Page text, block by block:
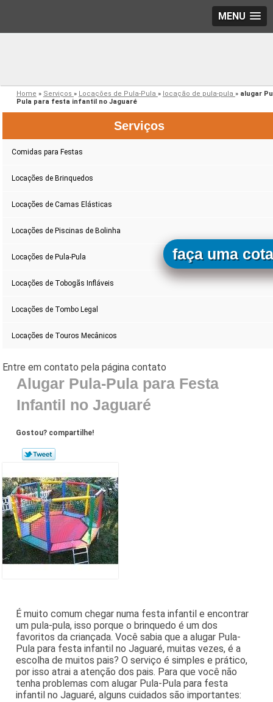
MENU
Home » Serviços » Locações de Pula-Pula » locação de pula-pula » alugar
Pula para festa infantil no Jaguaré
Serviços
Comidas para Festas
Locações de Brinquedos
Locações de Camas Elásticas
Locações de Piscinas de Bolinha
Locações de Pula-Pula
Locações de Tobogãs Infláveis
Locações de Tombo Legal
Locações de Touros Mecânicos
Alugar Pula-Pula para Festa
Infantil no Jaguaré
Gostou? compartilhe!
É muito comum chegar numa festa infantil e encontrar
um pula-pula, isso porque o brinquedo é um dos
favoritos da criançada. Você sabia que a alugar Pula-
Pula para festa infantil no Jaguaré, muitas vezes, é a
escolha de muitos pais? O serviço é simples e prático,
por isso atrai a atenção dos pais. Para que você não
tenha problemas com alugar Pula-Pula para festa
infantil no Jaguaré, alguns cuidados são importantes:
faça uma